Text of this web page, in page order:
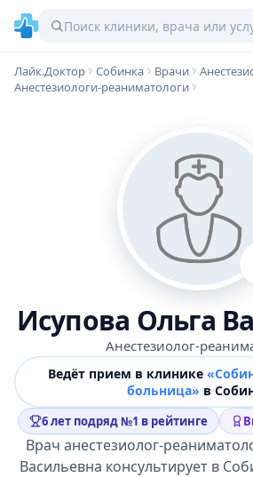
Лайк.Доктор Собинка Врачи
Анестезиологи-реаниматологи
Исупова Ольга
Анестезиолог-
Ведёт прием в клинике
больница» в
6 лет подряд №1 в рейтинге
Врач анестезиолог-
Васильевна консультирует в